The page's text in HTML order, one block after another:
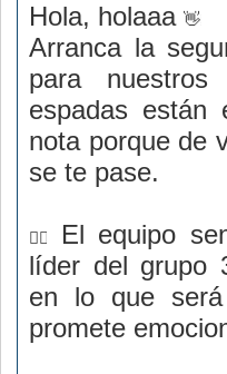
Hola, holaaa
Arranca la
para
espadas están
nota porque de
se te pase.
El equipo
líder del grupo
en lo que
promete